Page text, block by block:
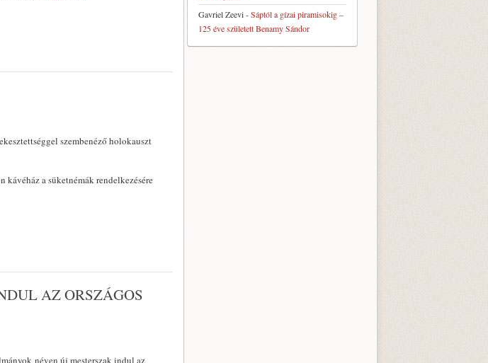
szembenéző holokauszt
kávéház a süketnémák rendelkezésére
AZ ORSZÁGOS
néven új mesterszak indul az
Gavriel Zeevi-Sáptól a gízai piramisokig –
125 éve született Benamy Sándor